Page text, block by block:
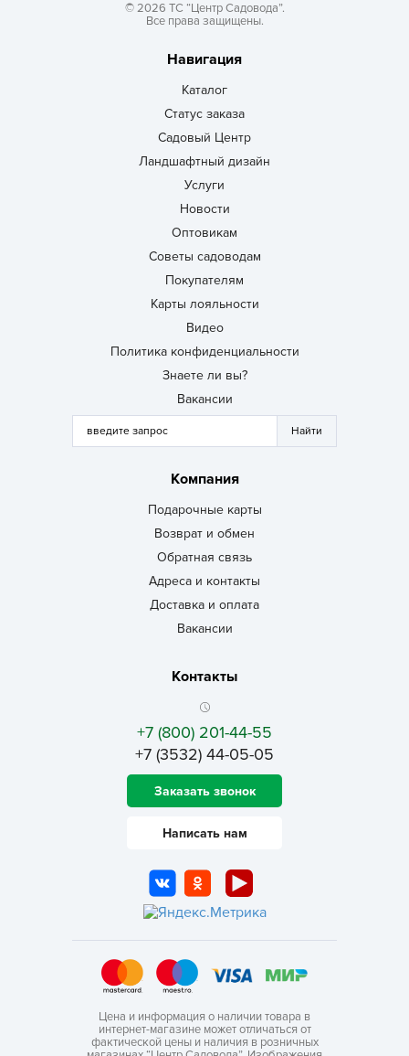
© 2026 ТС “Центр Садовода”.
Все права защищены.
Навигация
Каталог
Статус заказа
Садовый Центр
Ландшафтный дизайн
Услуги
Новости
Оптовикам
Советы садоводам
Покупателям
Карты лояльности
Видео
Политика конфиденциальности
Знаете ли вы?
Вакансии
Компания
Подарочные карты
Возврат и обмен
Обратная связь
Адреса и контакты
Доставка и оплата
Вакансии
Контакты
+7 (800) 201-44-55
+7 (3532) 44-05-05
Заказать звонок
Написать нам
Цена и информация о наличии товара в
интернет-магазине может отличаться от
фактической цены и наличия в розничных